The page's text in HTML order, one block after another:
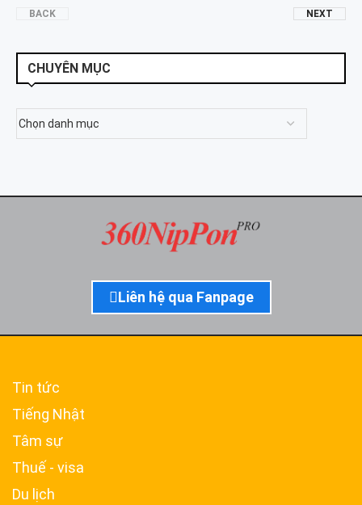
BACK NEXT
CHUYÊN MỤC
Liên hệ qua Fanpage
Tin tức
Tiếng Nhật
Tâm sự
Thuế - visa
Du lịch